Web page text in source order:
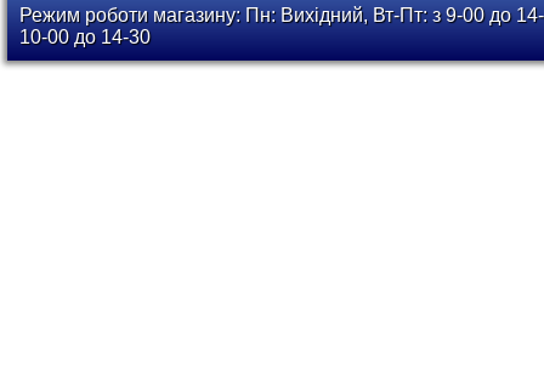
Режим роботи магазину: Пн: Вихідний, Вт-Пт: з 9-00 до
10-00 до 14-30